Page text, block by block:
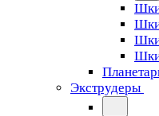
Экструдеры